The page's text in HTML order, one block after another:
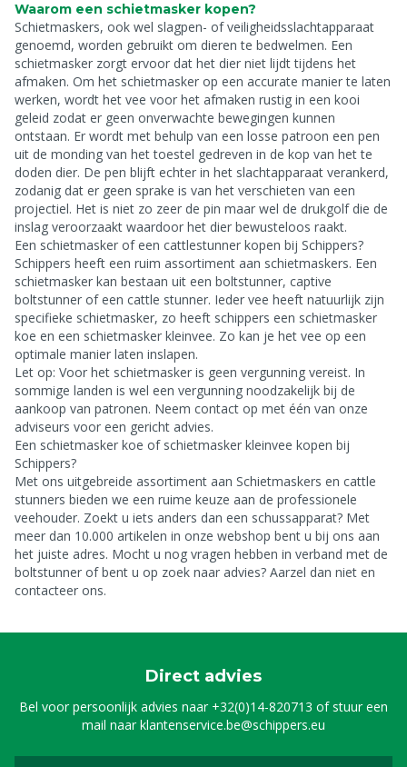
Waarom een schietmasker kopen?
Schietmaskers, ook wel slagpen- of veiligheidsslachtapparaat
genoemd, worden gebruikt om dieren te bedwelmen. Een
schietmasker zorgt ervoor dat het dier niet lijdt tijdens het
afmaken. Om het schietmasker op een accurate manier te laten
werken, wordt het vee voor het afmaken rustig in een kooi
geleid zodat er geen onverwachte bewegingen kunnen
ontstaan. Er wordt met behulp van een losse patroon een pen
uit de monding van het toestel gedreven in de kop van het te
doden dier. De pen blijft echter in het slachtapparaat verankerd,
zodanig dat er geen sprake is van het verschieten van een
projectiel. Het is niet zo zeer de pin maar wel de drukgolf die de
inslag veroorzaakt waardoor het dier bewusteloos raakt.
Een schietmasker of een cattlestunner kopen bij Schippers?
Schippers heeft een ruim assortiment aan schietmaskers. Een
schietmasker kan bestaan uit een boltstunner, captive
boltstunner of een cattle stunner. Ieder vee heeft natuurlijk zijn
specifieke schietmasker, zo heeft schippers een schietmasker
koe en een schietmasker kleinvee. Zo kan je het vee op een
optimale manier laten inslapen.
Let op: Voor het schietmasker is geen vergunning vereist. In
sommige landen is wel een vergunning noodzakelijk bij de
aankoop van patronen. Neem contact op met één van onze
adviseurs voor een gericht advies.
Een schietmasker koe of schietmasker kleinvee kopen bij
Schippers?
Met ons uitgebreide assortiment aan Schietmaskers en cattle
stunners bieden we een ruime keuze aan de professionele
veehouder. Zoekt u iets anders dan een schussapparat? Met
meer dan 10.000 artikelen in onze webshop bent u bij ons aan
het juiste adres. Mocht u nog vragen hebben in verband met de
boltstunner of bent u op zoek naar advies? Aarzel dan niet en
contacteer ons.
Direct advies
Bel voor persoonlijk advies naar +32(0)14-820713 of stuur een
mail naarklantenservice.be@schippers.eu